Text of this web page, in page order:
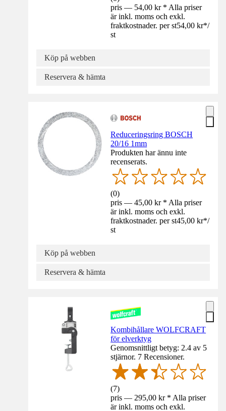
pris — 54,00 kr * Alla priser
är inkl. moms och exkl.
fraktkostnader. per st54,00 kr*/
st
Köp på webben
Reservera & hämta
Reduceringsring BOSCH
20/16 1mm
Produkten har ännu inte
recenserats.
(0)
pris — 45,00 kr * Alla priser
är inkl. moms och exkl.
fraktkostnader. per st45,00 kr*/
st
Köp på webben
Reservera & hämta
Kombihållare WOLFCRAFT
för elverktyg
Genomsnittligt betyg: 2.4 av 5
stjärnor. 7 Recensioner.
(7)
pris — 295,00 kr * Alla priser
är inkl. moms och exkl.